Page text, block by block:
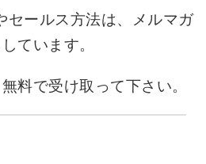
ールス方法は、
メルマガ
ています。
料で受け取って下さい。